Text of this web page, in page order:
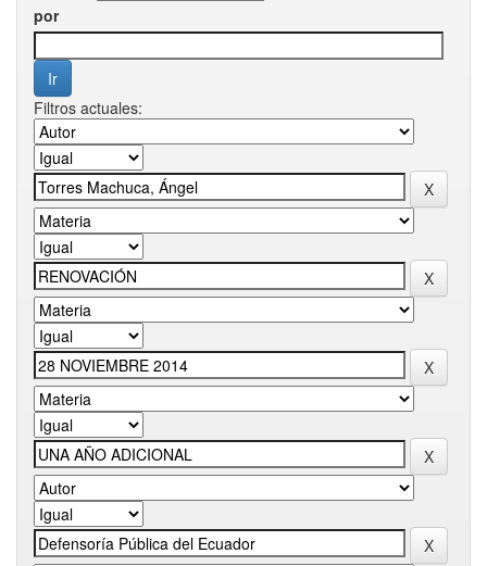
por
Filtros actuales: